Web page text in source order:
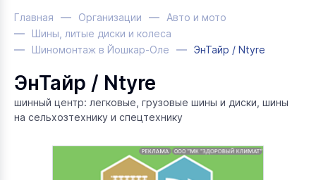
Главная Организации
Авто и мото
Шины, литые диски и колеса
Шиномонтаж в Йошкар-Оле
ЭнТайр / Ntyre
ЭнТайр / Ntyre
шинный центр: легковые, грузовые шины и диски, шины
на сельхозтехнику и спецтехнику